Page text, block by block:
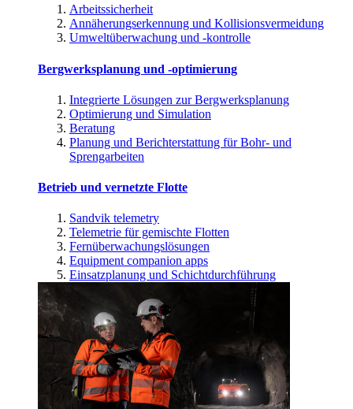
Arbeitssicherheit
Annäherungserkennung und Kollisionsvermeidung
Umweltüberwachung und -kontrolle
Bergwerksplanung und -optimierung
Integrierte Lösungen zur Bergwerksplanung
Optimierung und Simulation
Beratung
Planung und Berichterstattung für Bohr- und
Sprengarbeiten
Betrieb und vernetzte Flotte
Sandvik telemetry
Telemetrie für gemischte Flotten
Fernüberwachungslösungen
Equipment companion apps
Einsatzplanung und Schichtdurchführung